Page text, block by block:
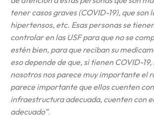
tener casos graves (COVID-19), que son
hipertensos, etc. Esas personas se
controlar en las USF para que no se
estén bien, para que reciban su
eso depende de que, si tienen COVID-
nosotros nos parece muy importante el
parece importante que ellos cuenten
infraestructura adecuada, cuenten con
adecuado”.